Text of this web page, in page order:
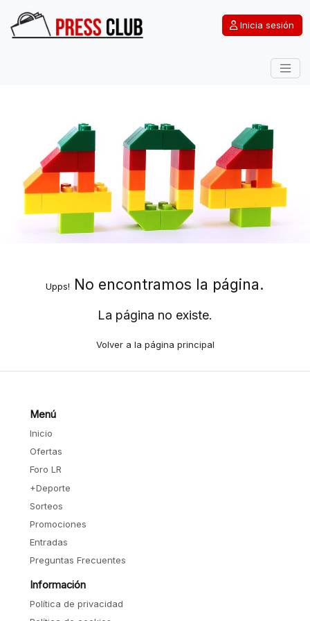
Inicia sesión
Upps! No encontramos la página.
La página no existe.
Volver a la página principal
Menú
Inicio
Ofertas
Foro LR
+Deporte
Sorteos
Promociones
Entradas
Preguntas Frecuentes
Información
Política de privacidad